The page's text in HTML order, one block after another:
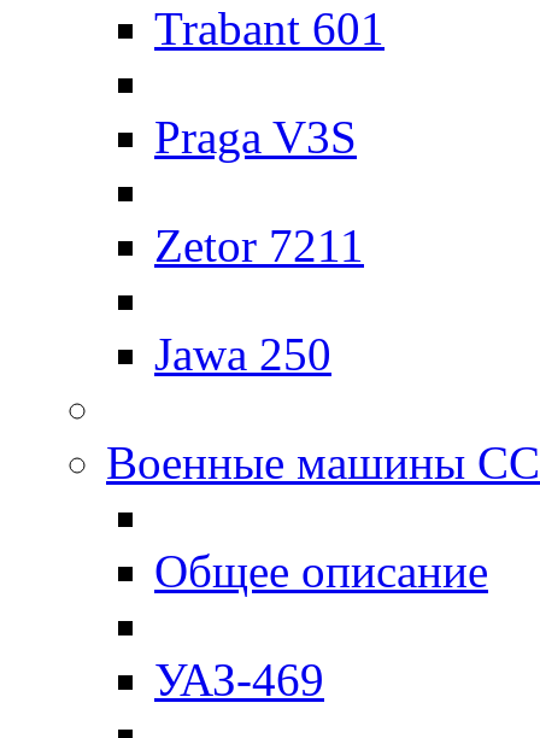
Trabant 601
Praga V3S
Zetor 7211
Jawa 250
Военные машины
Общее описание
УАЗ-469